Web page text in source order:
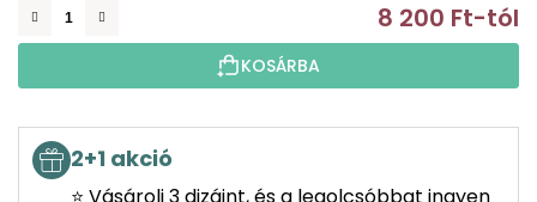
8 200 Ft-tól
KOSÁRBA
2+1 akció